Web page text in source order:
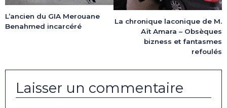
L’ancien du GIA Merouane
Benahmed incarcéré
La chronique laconique de M.
Aït Amara – Obsèques
bizness et fantasmes
refoulés
Laisser un commentaire